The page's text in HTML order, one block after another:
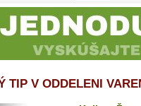
TIP V ODDELENI